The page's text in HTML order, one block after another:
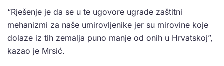
“Rješenje je da se u te ugovore ugrade zaštitni
mehanizmi za naše umirovljenike jer su mirovine koje
dolaze iz tih zemalja puno manje od onih u Hrvatskoj”,
kazao je Mrsić.